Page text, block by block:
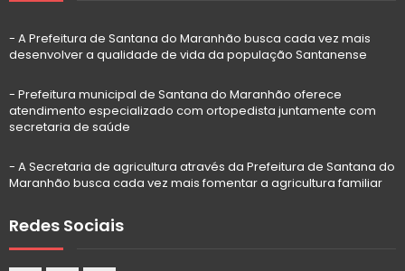
- A Prefeitura de Santana do Maranhão busca cada vez mais
desenvolver a qualidade de vida da população Santanense
- Prefeitura municipal de Santana do Maranhão oferece
atendimento especializado com ortopedista juntamente com
secretaria de saúde
- A Secretaria de agricultura através da Prefeitura de Santana do
Maranhão busca cada vez mais fomentar a agricultura familiar
Redes Sociais